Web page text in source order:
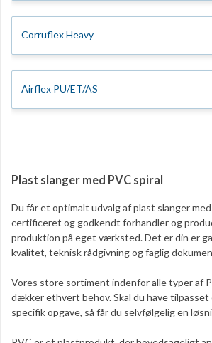
Corruflex Heavy
Airflex PU/ET/AS
Plast slanger med PVC spiral
Du får et optimalt udvalg af plast slanger
certificeret og godkendt forhandler og
produktion på eget værksted. Det er din er
kvalitet, teknisk rådgivning og faglig
Vores store sortiment indenfor alle typer af
dækker ethvert behov. Skal du have
specifik opgave, så får du selvfølgelig en